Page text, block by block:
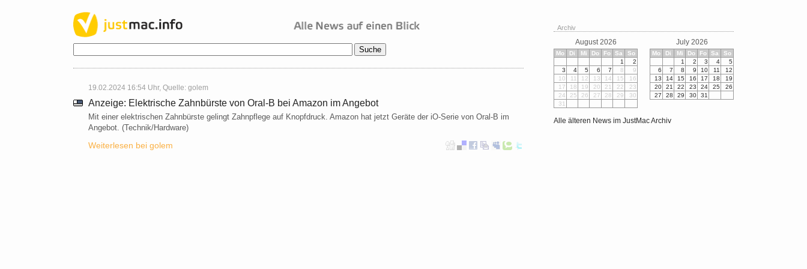
19.02.2024 16:54 Uhr, Quelle: golem
Anzeige: Elektrische Zahnbürste von Oral-B bei Amazon im Angebot
Mit einer elektrischen Zahnbürste gelingt Zahnpflege auf Knopfdruck. Amazon hat jetzt Geräte der iO-Serie von Oral-B im
Angebot. (Technik/Hardware)
Weiterlesen bei golem
Archiv
August 2026
Mo Di Mi Do Fo Sa
So
1
2
3
4 5 6 7 8
9
10
11 12 13 14 15
16
17
18 19 20 21 22
23
24
25 26 27 28 29
30
31
July 2026
Mo Di Mi Do Fo Sa
So
1
2 3 4
5
6
7 8 9 10 11
12
13
14 15 16 17 18
19
20
21 22 23 24 25
26
27
28 29 30 31
Alle älteren News im JustMac Archiv